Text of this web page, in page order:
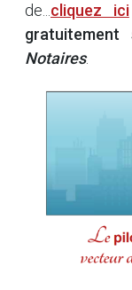
de... cliquez ici
Notaires.